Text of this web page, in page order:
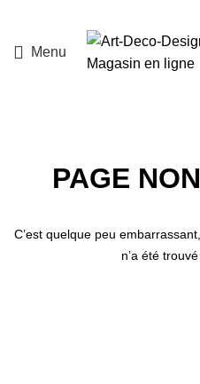
Menu
PAGE
C’est quelque peu
n’a été